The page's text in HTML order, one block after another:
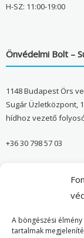
A böngészési
tartalmak
H-SZ: 11:00-19:00
Önvédelmi Bolt –
1148 Budapest Örs
Sugár Üzletközpont,
hídhoz vezető
+36 30 798 57 03